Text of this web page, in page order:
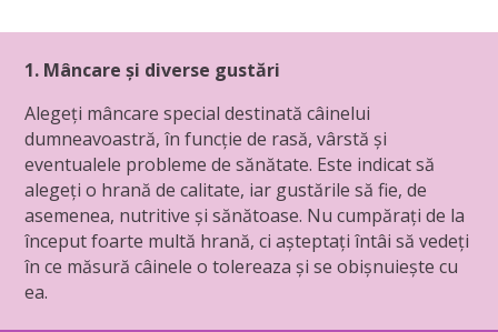
1. Mâncare și diverse gustări
Alegeți mâncare special destinată câinelui
dumneavoastră, în funcție de rasă, vârstă și
eventualele probleme de sănătate. Este indicat să
alegeți o hrană de calitate, iar gustările să fie, de
asemenea, nutritive și sănătoase. Nu cumpărați de la
început foarte multă hrană, ci așteptați întâi să vedeți
în ce măsură câinele o tolereaza și se obișnuiește cu
ea.